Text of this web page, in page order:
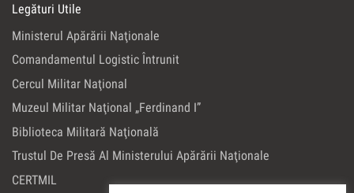
Legături Utile
Ministerul Apărării Naţionale
Comandamentul Logistic Întrunit
Cercul Militar Naţional
Muzeul Militar Naţional „Ferdinand I”
Biblioteca Militară Naţională
Trustul De Presă Al Ministerului Apărării Naţionale
CERTMIL